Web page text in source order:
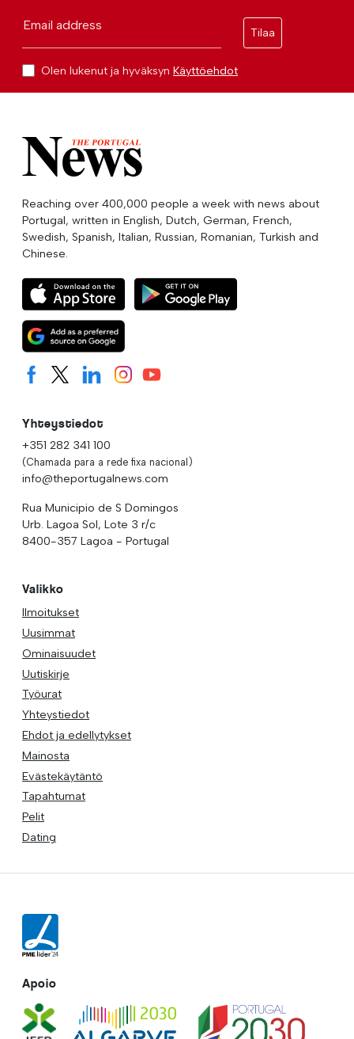
Email address
Tilaa
Olen lukenut ja hyväksyn Käyttöehdot
Reaching over 400,000 people a week with news about
Portugal, written in English, Dutch, German, French,
Swedish, Spanish, Italian, Russian, Romanian, Turkish and
Chinese.
Yhteystiedot
+351 282 341 100
(Chamada para a rede fixa nacional)
info@theportugalnews.com
Rua Municipio de S Domingos
Urb. Lagoa Sol, Lote 3 r/c
8400-357 Lagoa - Portugal
Valikko
Ilmoitukset
Uusimmat
Ominaisuudet
Uutiskirje
Työurat
Yhteystiedot
Ehdot ja edellytykset
Mainosta
Evästekäytäntö
Tapahtumat
Pelit
Dating
Apoio